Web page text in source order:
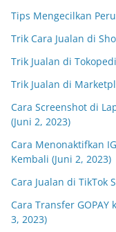
Tips Mengecilkan
Trik Cara Jualan di
Trik Jualan di
Trik Jualan di
Cara Screenshot di
(Juni 2, 2023)
Cara Menonaktifkan
Kembali (Juni 2, 2023)
Cara Jualan di TikTok
Cara Transfer GOPAY
3, 2023)